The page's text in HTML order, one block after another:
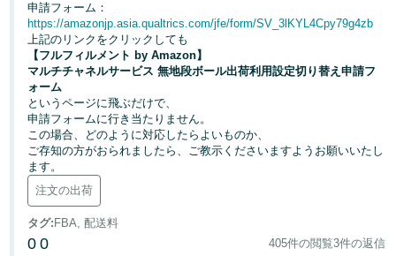
日
本
語
Français
- FR
Italiano
- IT
한
국
어
-
KR
グ
申請フォーム：
https://amazonjp.asia.qualtrics.com/jfe/form/SV_3lKYL4Cpy79g4zb
上記のリンクをクリックしても
【フルフィルメント by Amazon】
マルチチャネルサービス 無地段ボール出荷利用設定切り替え申請フ
ォーム
というページに飛ぶだけで、
申請フォームに行き当たりません。
この場合、どのように対応したらよいものか、
ご存知の方がおられましたら、ご教示くださいますようお願いいたし
ます。
注文の出荷
タグ: FBA, 配送料
0 0 405件の閲覧3件の返信